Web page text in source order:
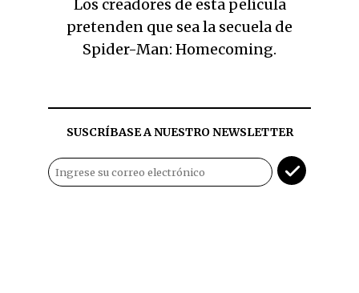
Los creadores de esta película
pretenden que sea la secuela de
Spider-Man: Homecoming.
SUSCRÍBASE A NUESTRO NEWSLETTER